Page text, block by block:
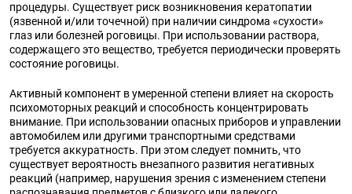
процедуры. Существует риск возникновения кератопатии
(язвенной и/или точечной) при наличии синдрома «сухости»
глаз или болезней роговицы. При использовании раствора,
содержащего это вещество, требуется периодически проверять
состояние роговицы.
Активный компонент в умеренной степени влияет на скорость
психомоторных реакций и способность концентрировать
внимание. При использовании опасных приборов и управлении
автомобилем или другими транспортными средствами
требуется аккуратность. При этом следует помнить, что
существует вероятность внезапного развития негативных
реакций (например, нарушения зрения с изменением степени